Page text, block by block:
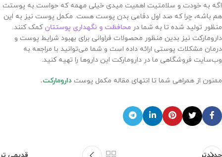
اگه به خودت و سلامتیت اهمیت میدی خیلی مهمه که حواست به پوستت
هم باشه، چرا که صد اول دفاعی بدن پوست هست. مکمل پوست نیز به این
منظور تولید شده‌ تا به شما در محافظت و نگهداری پوستتان کمک کنند.
دارومارکت نیز بدین منظور محصولات فراوانی برای بهبود شرایط پوست و
درمان مشکلات پوستی ارائه داده است و شما می‌توانید با مراجعه به
وب‌سایت فروشگاهی ما در دارومارکت این داروها را تهیه کنید.
ممنون از همراهی شما تا انتهای مقاله مکمل پوست دارومارکت.
جدیدتر قدیمی تر